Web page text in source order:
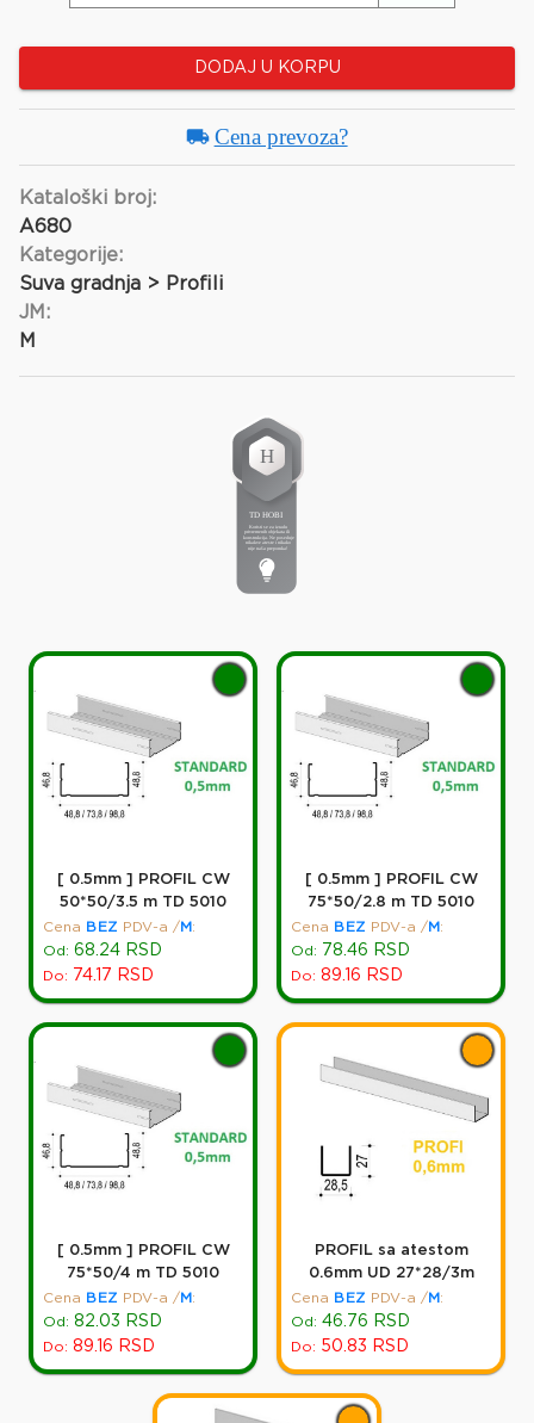
DODAJ U KORPU
Cena prevoza?
Kataloški broj:
A680
Kategorije:
Suva gradnja > Profili
JM:
M
[ 0.5mm ] PROFIL CW
50*50/3.5 m TD 5010
Cena
BEZ PDV-a / M :
Od: 68.24 RSD
Do: 74.17 RSD
[ 0.5mm ] PROFIL CW
75*50/2.8 m TD 5010
Cena
BEZ PDV-a / M :
Od:
78.46 RSD
Do: 89.16 RSD
[ 0.5mm ] PROFIL CW
75*50/4 m TD 5010
Cena
BEZ PDV-a / M :
Od: 82.03 RSD
Do: 89.16 RSD
PROFIL sa atestom
0.6mm UD 27*28/3m
Cena
BEZ PDV-a / M :
Od: 46.76 RSD
Do: 50.83 RSD